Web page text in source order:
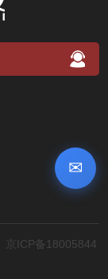
✉
京ICP备18005844